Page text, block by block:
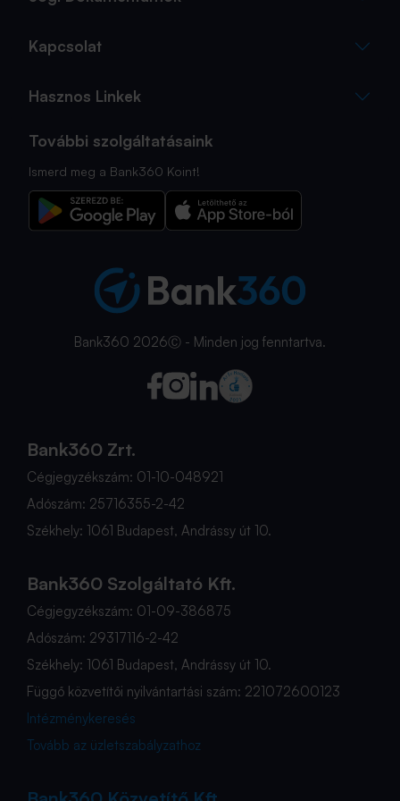
Kapcsolat
Hasznos Linkek
További szolgáltatásaink
Ismerd meg a Bank360 Koint!
Bank360 2026Ⓒ - Minden jog fenntartva.
Bank360 Zrt.
Cégjegyzékszám: 01-10-048921
Adószám: 25716355-2-42
Székhely: 1061 Budapest, Andrássy út 10.
Bank360 Szolgáltató Kft.
Cégjegyzékszám: 01-09-386875
Adószám: 29317116-2-42
Székhely: 1061 Budapest, Andrássy út 10.
Függő közvetítői nyilvántartási szám: 221072600123
Intézménykeresés
Tovább az üzletszabályzathoz